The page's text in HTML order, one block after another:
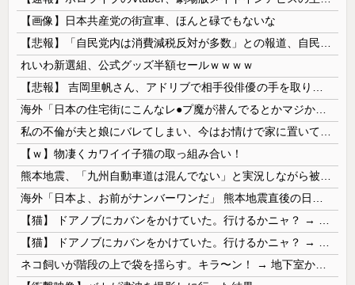
【画像】日本共産党の街宣車、ほんと碌でもないな
れいわ新選組、公式グッズ半額セールｗｗｗｗ
【ｗ】物凄くカワイイ子猫の取っ組み合い！